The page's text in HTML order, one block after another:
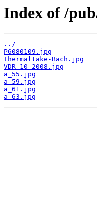
Index of /
../
P6080109.jpg
Thermaltake-Bach.jpg
VDR-10_2008.jpg
a_55.jpg
a_59.jpg
a_61.jpg
a_63.jpg